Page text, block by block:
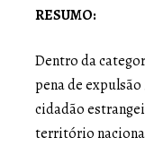
RESUMO:
Dentro da
pena de
cidadão
território